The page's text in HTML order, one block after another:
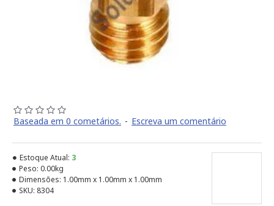
Baseada em 0 cometários. - Escreva um comentário
Estoque Atual: 3
Peso: 0.00kg
Dimensões: 1.00mm x 1.00mm x 1.00mm
SKU: 8304